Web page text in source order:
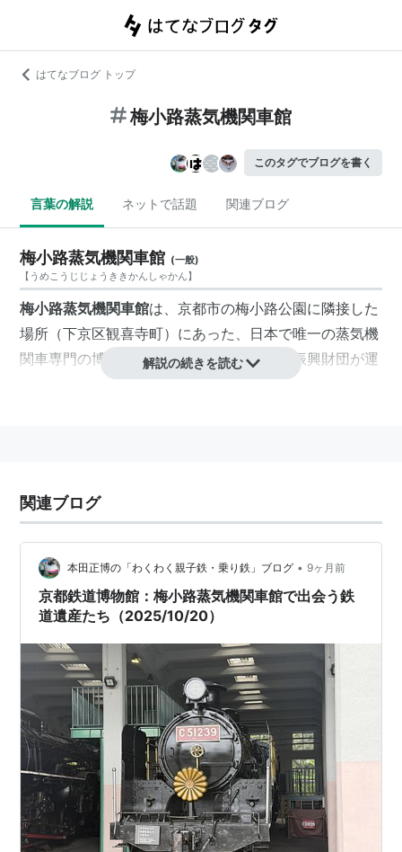
はてなブログ トップ
梅小路蒸気機関車館
このタグでブログを書く
言葉の解説 ネットで話題 関連ブログ
梅小路蒸気機関車館 (一般)
【 うめこうじじょうききかんしゃかん】
梅小路蒸気機関車館は、京都市の梅小路公園に隣接した
場所（下京区観喜寺町）にあった、日本で唯一の蒸気機
関車専門の博物館。公益財団法人交通文化振興財団が運
営管理していた。
態（動態保存）で展示運転をおこなう。日本を代表する
と、機関車の多さでは他を圧倒している。C57形とC56
形は「SLやまぐち号」として臨時運転し、C62形やD51
形は館内で「SLスチーム号」として乗車できる。
もあり、蒸気機関車についてさまざまな知識を得られる
ようになっている。
2015年8月30日閉館。開館からの延べ来館者は848万
8350人。
2016年4月29日、 交通科学博物館にあった資料、展示品
の一部を移設し、京都鉄道博物館として開館した。
JR京都線京都駅から京都市バスで「梅小路公園前」下
車、徒歩約5分。または嵯峨野線丹波口駅から徒歩約15
解説の続きを読む
関連ブログ
本田正博の「わくわく親子鉄・乗り鉄」ブログ • 9ヶ月前
京都鉄道博物館：梅小路蒸気機関車館で出会う鉄
道遺産たち（2025/10/20）